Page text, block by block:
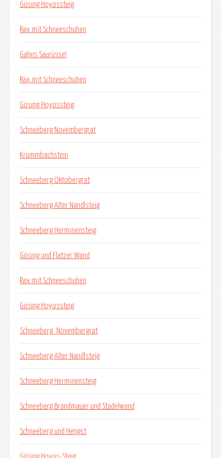
Gösing Hoyossteig
Rax mit Schneeschuhen
Gahns Saurüssel
Rax mit Schneeschuhen
Gösing Hoyossteig
Schneeberg Novembergrat
Krummbachstein
Schneeberg Oktobergrat
Schneeberg Alter Nandlsteig
Schneeberg Herminensteig
Gösing und Flatzer Wand
Rax mit Schneeschuhen
Gösing Hoyossteig
Schneeberg_Novembergrat
Schneeberg Alter Nandlsteig
Schneeberg Herminensteig
Schneeberg Brandmauer und Stadelwand
Schneeberg und Hengst